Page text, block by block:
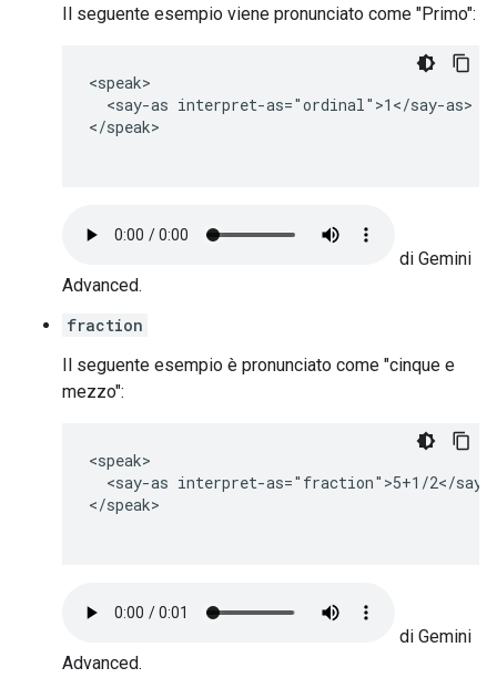
Il seguente esempio viene pronunciato come "Primo":
<speak>
  <say-as interpret-as="ordinal">1</say-as>
</speak>
di Gemini
Advanced.
fraction
Il seguente esempio è pronunciato come "cinque e
mezzo":
<speak>
<say-as interpret-as="fraction">5+1/2</say-
</speak>
di Gemini
Advanced.